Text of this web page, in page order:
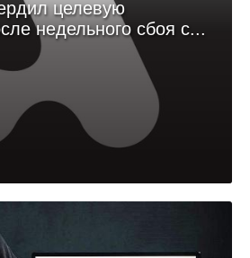
целевую
недельного сбоя с...